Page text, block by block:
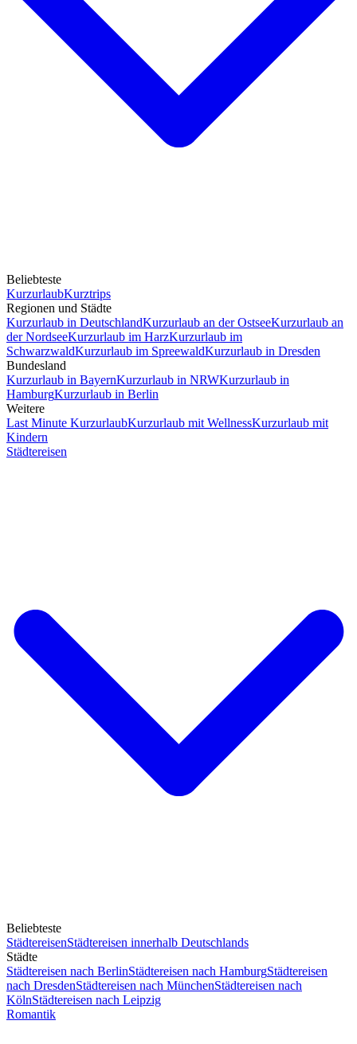
Beliebteste
KurzurlaubKurztrips
Regionen und Städte
Kurzurlaub in DeutschlandKurzurlaub an der OstseeKurzurlaub an
der NordseeKurzurlaub im HarzKurzurlaub im
SchwarzwaldKurzurlaub im SpreewaldKurzurlaub in Dresden
Bundesland
Kurzurlaub in BayernKurzurlaub in NRWKurzurlaub in
HamburgKurzurlaub in Berlin
Weitere
Last Minute KurzurlaubKurzurlaub mit WellnessKurzurlaub mit
Kindern
Städtereisen
Beliebteste
StädtereisenStädtereisen innerhalb Deutschlands
Städte
Städtereisen nach BerlinStädtereisen nach HamburgStädtereisen
nach DresdenStädtereisen nach MünchenStädtereisen nach
KölnStädtereisen nach Leipzig
Romantik